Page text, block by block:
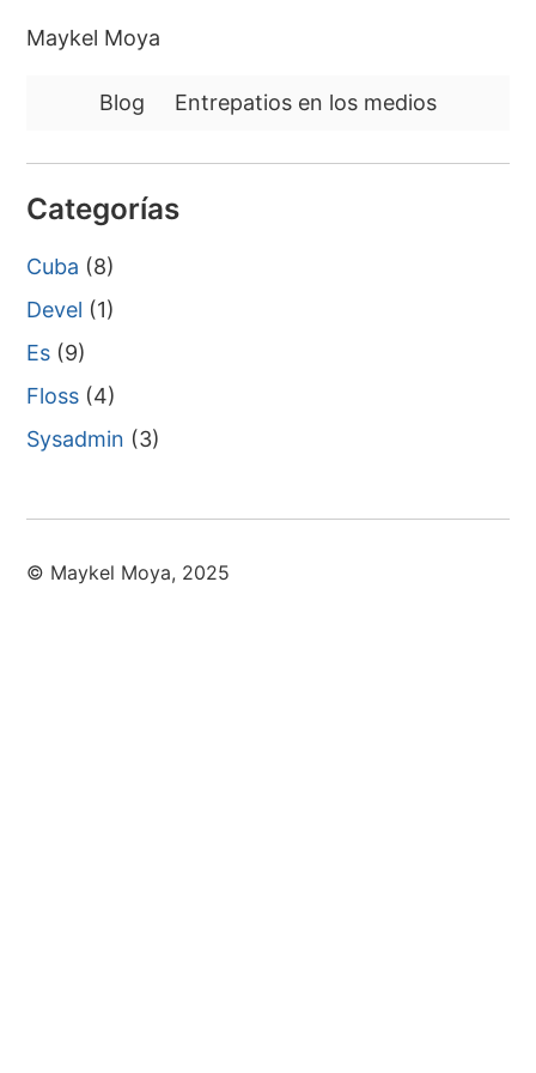
Maykel Moya
Blog Entrepatios en los medios
Categorías
Cuba (8)
Devel (1)
Es (9)
Floss (4)
Sysadmin (3)
© Maykel Moya, 2025